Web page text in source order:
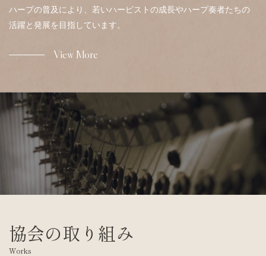
ハープの普及により、若いハーピストの成長やハープ奏者たちの
活躍と発展を目指しています。
View More
協会の取り組み
Works